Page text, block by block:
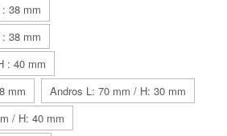
38 mm
38 mm
: 40 mm
mm
Andros L: 70 mm / H: 30 mm
/ H: 40 mm